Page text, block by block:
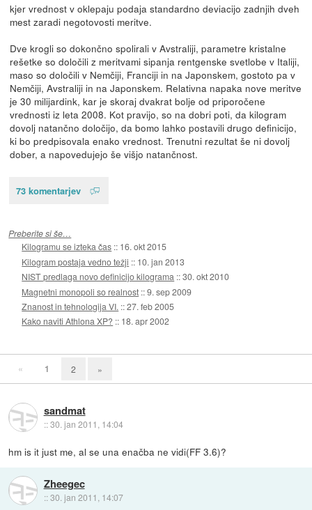
kjer vrednost v oklepaju podaja standardno deviacijo zadnjih dveh
mest zaradi negotovosti meritve.
Dve krogli so dokončno spolirali v Avstraliji, parametre kristalne
rešetke so določili z meritvami sipanja rentgenske svetlobe v Italiji,
maso so določili v Nemčiji, Franciji in na Japonskem, gostoto pa v
Nemčiji, Avstraliji in na Japonskem. Relativna napaka nove meritve
je 30 milijardink, kar je skoraj dvakrat bolje od priporočene
vrednosti iz leta 2008. Kot pravijo, so na dobri poti, da kilogram
dovolj natančno določijo, da bomo lahko postavili drugo definicijo,
ki bo predpisovala enako vrednost. Trenutni rezultat še ni dovolj
dober, a napovedujejo še višjo natančnost.
73 komentarjev
Preberite si še…
Kilogramu se izteka čas :: 16. okt 2015
Kilogram postaja vedno težji :: 10. jan 2013
NIST predlaga novo definicijo kilograma ::30. okt 2010
Magnetni monopoli so realnost ::9. sep 2009
Znanost in tehnologija VI. ::27. feb 2005
Kako naviti Athlona XP? :: 18. apr 2002
« 1 2 »
sandmat
::30. jan 2011, 14:04
hm is it just me, al se una enačba ne vidi(FF 3.6)?
Zheegec
::30. jan 2011, 14:07